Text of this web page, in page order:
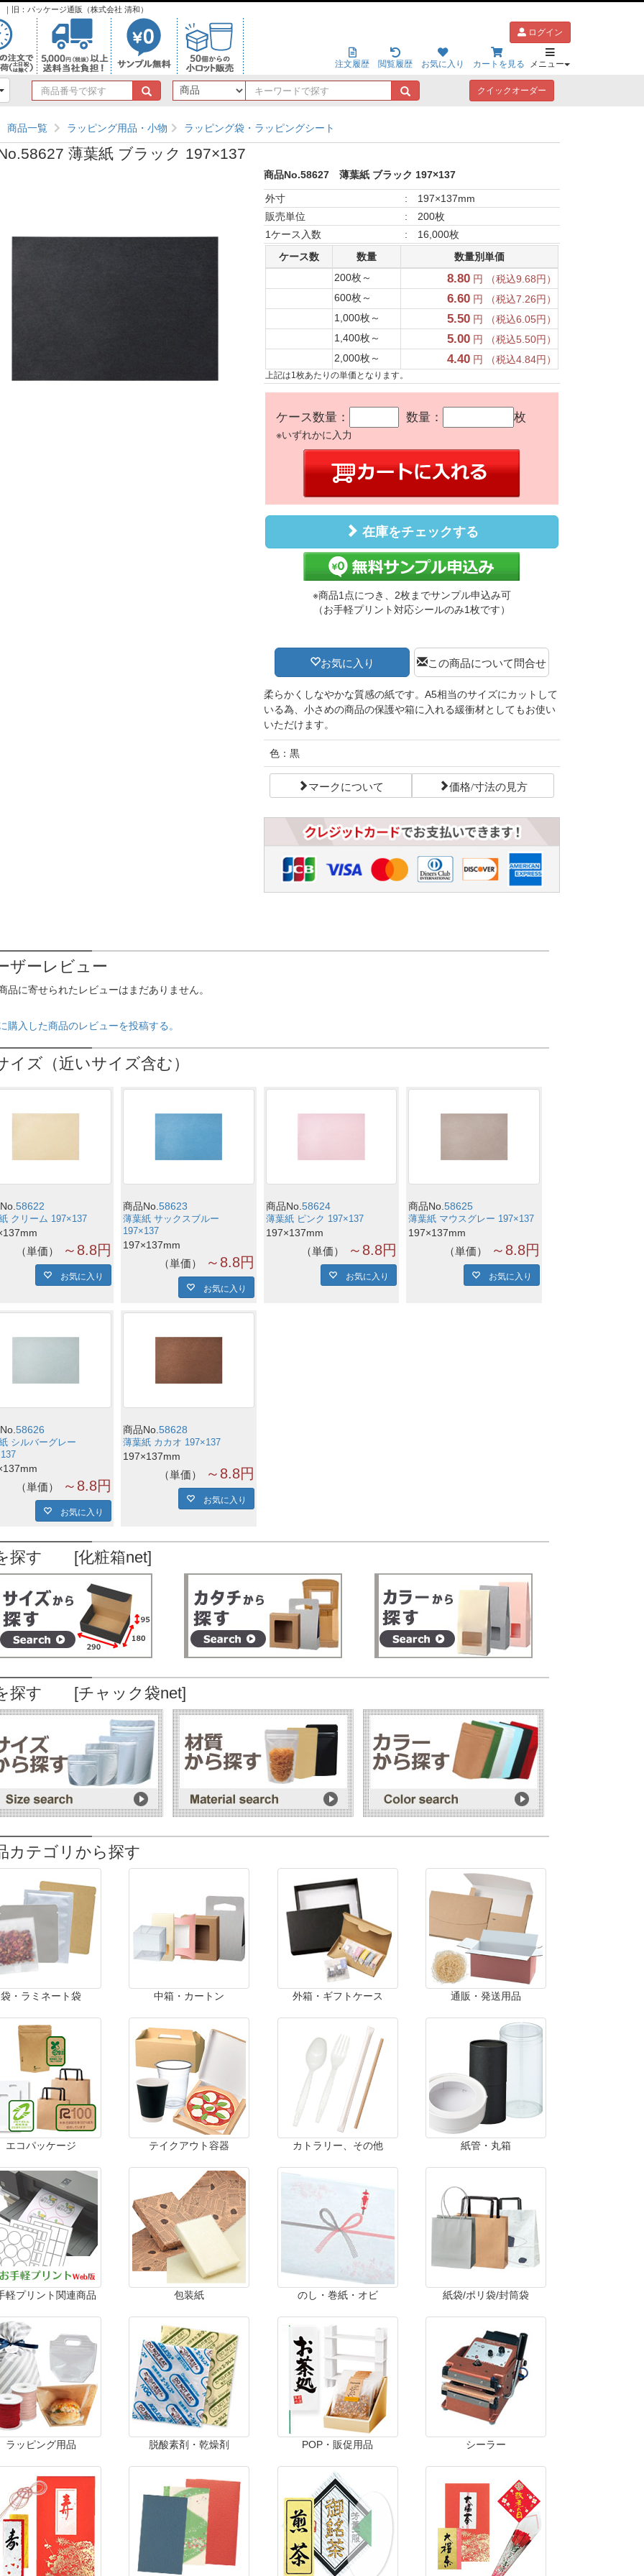
旧：パッケージ通販（株式会社 清和）
ログイン
注文履歴 閲覧履歴 お気に入り カートを見る メニュー
商
品
号
で
探
キ
ー
ー
ド
探
す
クイックオーダー
商品一覧 ラッピング用品・小物 ラッピング袋・ラッピングシート
薄葉紙 ブラック 197×137
商品No.58627 薄葉紙 ブラック 197×137
外寸 :
197×137mm
販売単位
:
200枚
1ケース入数
:
16,000枚
ケース数
数量
数量別単価
200枚～
8.80円 （税込9.68円）
600枚～
6.60円 （税込7.26円）
1,000枚～
5.50円 （税込6.05円）
1,400枚～
5.00円 （税込5.50円）
2,000枚～
4.40円 （税込4.84円）
上記は1枚あたりの単価となります。
ケース数量： 数量： 枚
※いずれかに入力
在庫をチェックする
※商品1点につき、2枚までサンプル申込み可
（お手軽プリント対応シールのみ1枚です）
お気に入り この商品について問合せ
柔らかくしなやかな質感の紙です。A5相当のサイズにカットして
いる為、小さめの商品の保護や箱に入れる緩衝材としてもお使い
いただけます。
色：黒
マークについて 価格/寸法の見方
ザーレビュー
品に寄せられたレビューはまだありません。
購入した商品のレビューを投稿する。
イズ（近いサイズ含む）
58622
クリーム 197×137
単価 ～8.8円
お気に入り
商品No. 58623
薄葉紙 サックスブルー
197×137
197×137mm
単価 ～8.8円
お気に入り
商品No. 58624
薄葉紙 ピンク 197×137
197×137mm
単価 ～8.8円
お気に入り
商品No.58625
薄葉紙 マウスグレー 197×137
197×137mm
単価 ～8.8円
お気に入り
58626
シルバーグレー
単価 ～8.8円
お気に入り
商品No. 58628
薄葉紙 カカオ 197×137
197×137mm
単価 ～8.8円
お気に入り
探す [化粧箱net]
探す [チャック袋net]
カテゴリから探す
袋・ラミネート袋 中箱・カートン 外箱・ギフトケース 通販・発送用品
エコパッケージ テイクアウト容器 カトラリー、その他 紙管・丸箱
軽プリント関連商品 包装紙 のし・巻紙・オビ 紙袋/ポリ袋/封筒袋
ラッピング用品 脱酸素剤・乾燥剤 POP・販促用品 シーラー